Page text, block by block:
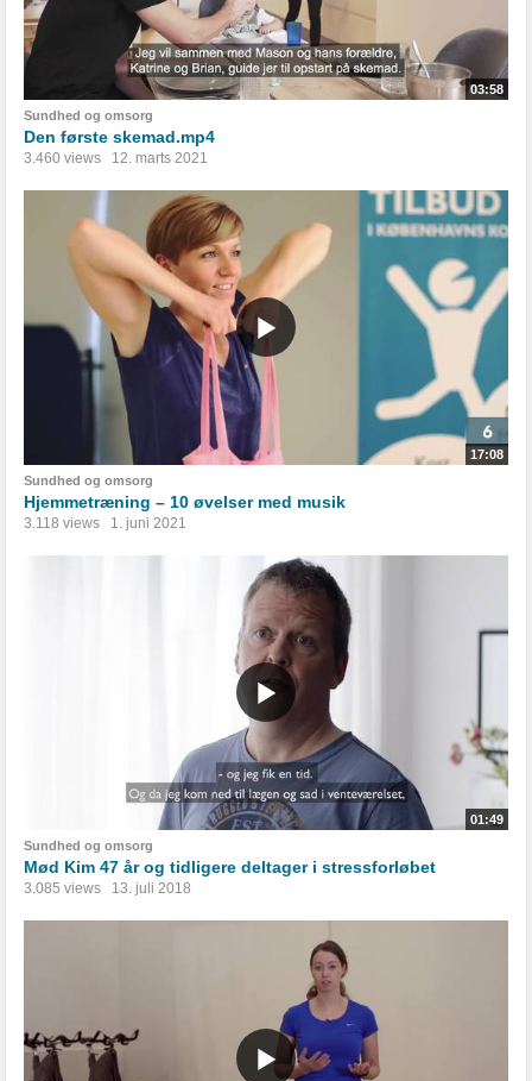
03:58
Sundhed og omsorg
Den første skemad.mp4
3.460 views 12. marts 2021
17:08
Sundhed og omsorg
Hjemmetræning – 10 øvelser med musik
3.118 views 1. juni 2021
01:49
Sundhed og omsorg
Mød Kim 47 år og tidligere deltager i stressforløbet
3.085 views 13. juli 2018